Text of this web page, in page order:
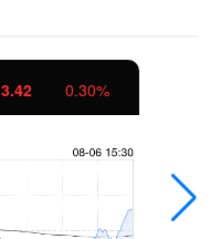
3.42 0.30%